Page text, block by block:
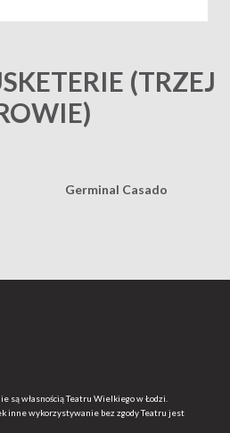
(TRZEJ
Germinal Casado
własnością Teatru Wielkiego w Łodzi.
inne wykorzystywanie bez zgody Teatru jest